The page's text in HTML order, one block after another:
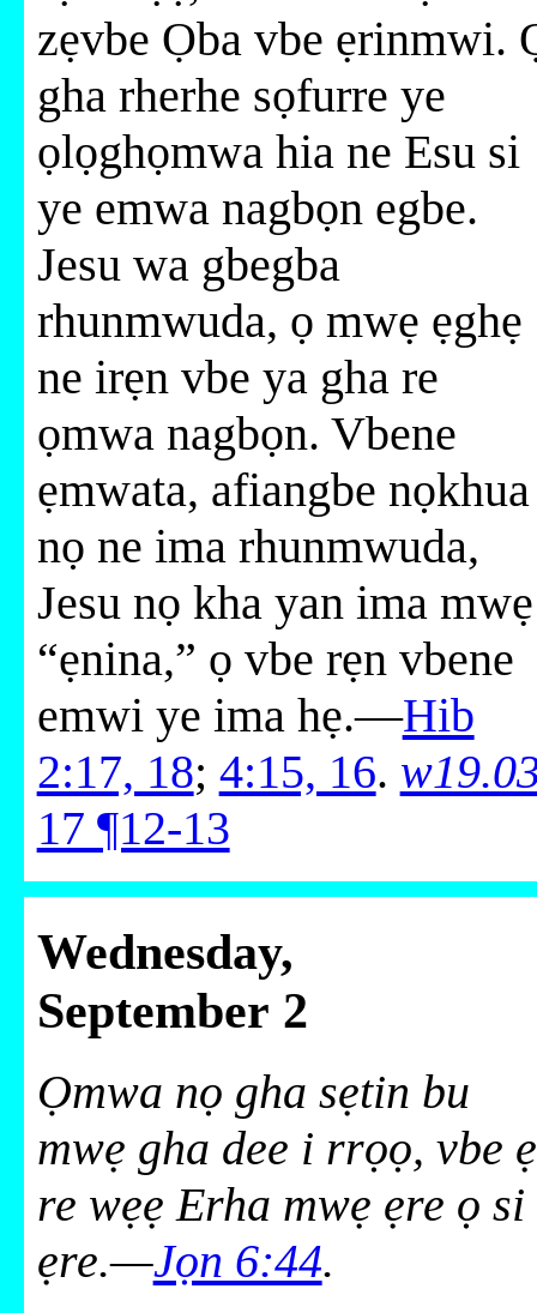
zẹvbe Ọba vbe ẹrinmwi.
gha rherhe sọfurre ye
ọlọghọmwa hia ne Esu si
ye emwa nagbọn egbe.
Jesu wa gbegba
rhunmwuda, ọ mwẹ ẹghẹ
ne irẹn vbe ya gha re
ọmwa nagbọn. Vbene
ẹmwata, afiangbe nọkhua
nọ ne ima rhunmwuda,
Jesu nọ kha yan ima mwẹ
“ẹnina,” ọ vbe rẹn vbene
emwi ye ima hẹ.—Hib
2:17, 18; 4:15, 16.
17 ¶12-13
Wednesday,
September 2
Ọmwa nọ gha sẹtin bu
mwẹ gha dee i rrọọ, vbe
re wẹẹ Erha mwẹ ẹre ọ si
ẹre.—Jọn 6:44.